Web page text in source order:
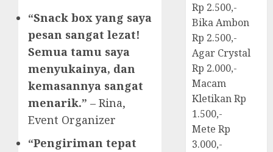
“Snack box yang saya
pesan sangat lezat!
Semua tamu saya
menyukainya, dan
kemasannya sangat
menarik.” – Rina,
Event Organizer
“Pengiriman tepat
Rp 2.500,-
Bika Ambon
Rp 2.500,-
Agar Crystal
Rp 2.000,-
Macam
Kletikan Rp
1.500,-
Mete Rp
3.000,-